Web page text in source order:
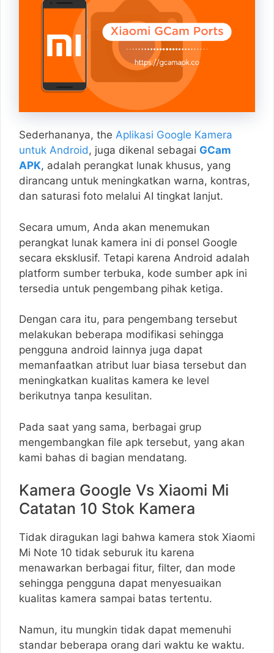
Sederhananya, the Aplikasi Google Kamera
untuk Android, juga dikenal sebagai GCam
APK, adalah perangkat lunak khusus, yang
dirancang untuk meningkatkan warna, kontras,
dan saturasi foto melalui AI tingkat lanjut.
Secara umum, Anda akan menemukan
perangkat lunak kamera ini di ponsel Google
secara eksklusif. Tetapi karena Android adalah
platform sumber terbuka, kode sumber apk ini
tersedia untuk pengembang pihak ketiga.
Dengan cara itu, para pengembang tersebut
melakukan beberapa modifikasi sehingga
pengguna android lainnya juga dapat
memanfaatkan atribut luar biasa tersebut dan
meningkatkan kualitas kamera ke level
berikutnya tanpa kesulitan.
Pada saat yang sama, berbagai grup
mengembangkan file apk tersebut, yang akan
kami bahas di bagian mendatang.
Kamera Google Vs Xiaomi Mi
Catatan 10 Stok Kamera
Tidak diragukan lagi bahwa kamera stok Xiaomi
Mi Note 10 tidak seburuk itu karena
menawarkan berbagai fitur, filter, dan mode
sehingga pengguna dapat menyesuaikan
kualitas kamera sampai batas tertentu.
Namun, itu mungkin tidak dapat memenuhi
standar beberapa orang dari waktu ke waktu.